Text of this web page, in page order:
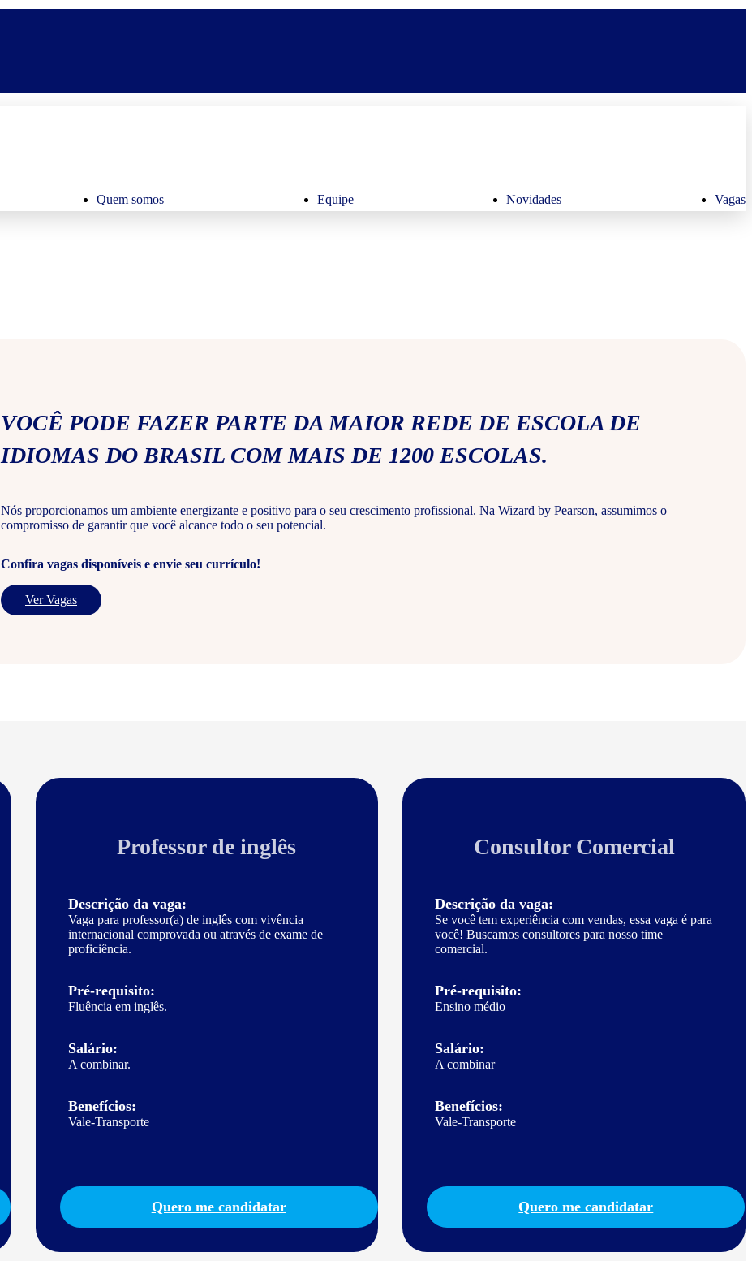
Quem somos Equipe Novidades Vagas
VOCÊ PODE FAZER PARTE DA MAIOR REDE DE ESCOLA DE
IDIOMAS DO BRASIL COM MAIS DE 1200 ESCOLAS.
Nós proporcionamos um ambiente energizante e positivo para o seu crescimento profissional. Na Wizard by Pearson, assumimos o
compromisso de garantir que você alcance todo o seu potencial.
Confira vagas disponíveis e envie seu currículo!
Ver Vagas
Professor de inglês
Descrição da vaga:
Vaga para professor(a) de inglês com vivência
internacional comprovada ou através de exame de
proficiência.
Pré-requisito:
Fluência em inglês.
Salário:
A combinar.
Benefícios:
Vale-Transporte
Quero me candidatar
Consultor Comercial
Descrição da vaga:
Se você tem experiência com vendas, essa vaga é para
você! Buscamos consultores para nosso time
comercial.
Pré-requisito:
Ensino médio
Salário:
A combinar
Benefícios:
Vale-Transporte
Quero me candidatar